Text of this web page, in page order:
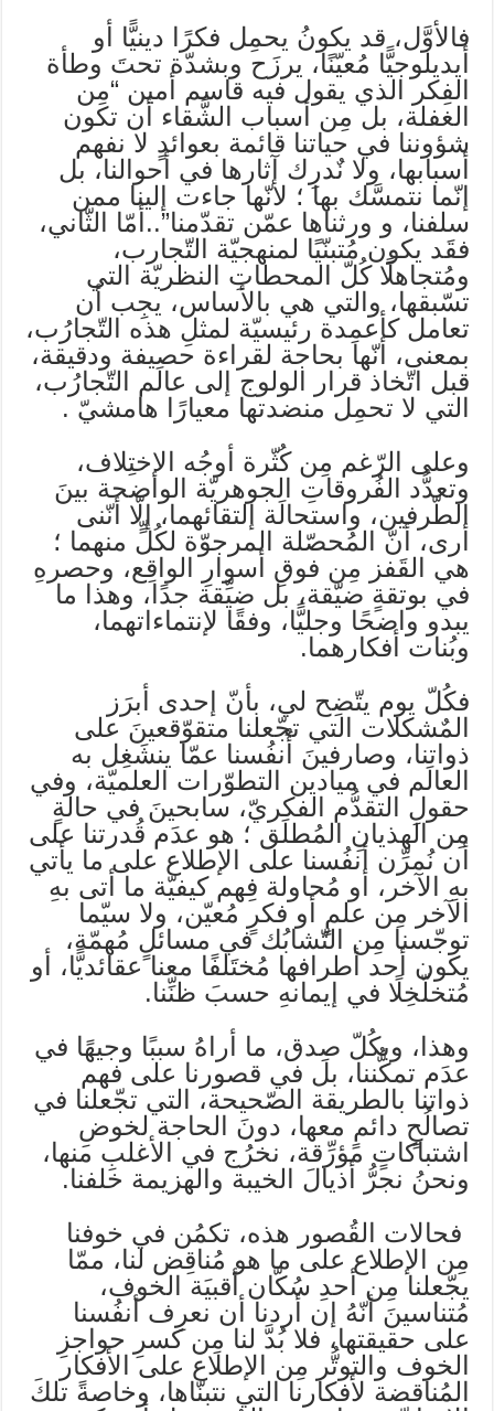
فالأوَّل، قد يكونُ يحمِل فكرًا دينيًّا أو
أيديلوجيًّا مُعيّنًا، يرزَح وبشدّة تحتَ وطأة
الفِكر الذي يقول فيه قاسم أمين “مِن
الغفلة، بل مِن أسباب الشَّقاء أن تكون
شؤوننا في حياتنا قائمة بعوائدٍ لا نفهم
أسبابها، ولا نٌدرِك آثارها في أحوالنا، بل
إنّما نتمسَّك بها ؛ لأنّها جاءت إلينا ممن
سلفنا، و ورثناها عمّن تقدّمنا”..أمّا الثّاني،
فقَد يكون مُتبنّيًا لمنهجيّة ‏التّجارب،
ومُتجاهلًا كُلّ المحطاتِ النظريّة التي
تسّبقها، والتي هي بالأساس، يجِب أن
تعامل كأعمِدة رئيسيّة لمثلِ هذه التّجارُب،
بمعنى، أنّها بحاجة لقراءة حصيفة ودقيقة،
قبل اتّخاذ قرار الولوج إلى عالَم التّجارُب،
التي لا تحمِل منضدتها معيارًا هامشيّ .
وعلى الرّغم مِن كُثّرة أوجُه ‏الإختِلاف،
وتعدُّد الفُروقاتِ الجوهريّة الواضحة بينَ
الطّرفين، واستحالَة إلتقائهما، إلّا أنّنى
أرى، أنّ المُحصّلة المرجوّة لكُلٍّ منهما ؛
هي القَفز مِن فوقِ أسوارِ الواقِع، وحصرهِ
في بوتقةٍ ضيّقة، بل ضيِّقة جدًا، وهذا ما
يبدو واضحًا وجليًّا، وفقًا لإنتماءاتهما،
وبُنات أفكارهما.
فكُلّ يوم يتّضِح لي، بأنّ إحدى أبرَز
المٌشكلات التي تجّعلنا متقوّقعينَ على
ذواتنا، وصارفينَ أُنفُسنا عمّا ينشَغِل به
العالَم في ميادين التطوّرات العلميّة، وفي
حقولِ التقدُّم الفكريّ، سابحينَ في حالةٍ
مِن الهذيانِ المُطلَق ؛ هو عدَم قُدرتنا على
أن نُمرِّن أنفُسنا على الإطلاع على ‏ما يأتي
بهِ الآخر، أو مُحاولة فِهم كيفيّة ما أتى بهِ
الآخر مِن علمٍ أو فكرٍ مُعيّن، ولا سيّما
توجّسنا مِن التّشابُك في مسائلٍ مُهمّة،
يكون أحد أطرافها مُختَلفًا معنا عقائديًّا، أو
مُتخلّخِلًا في إيمانهِ حسبَ ظنِّنا.
وهذا، وبكُلّ صِدق، ما أراهُ سببًا وجيهًا في
عدَم تمكُّننا، بل في قصورنا على فهم
ذواتنا بالطريقة الصّحيحة، التي تجّعلنا في
تصالُحٍ دائمٍ معها، دونَ الحاجة لخوضِ
اشتباكاتٍ مؤرِّقة، نخرُج في الأغلبِ منها،
ونحنُ نجرُّ أذيالَ الخيبة والهزيمة خلفنا.
فحالات القُصور هذه، تكمُن في خوفنا
مِن الإطلاع على ما هو مُناقِض لنا، ممّا
يجّعلنا مِن أحدِ سُكّان ‏أقبيَة الخوف،
مُتناسينَ أنّهُ إن أردنا أن نعرِف أنفُسنا
على حقيقتها، فلا بُدَّ لنا مِن كسرِ حواجزِ
الخوف والتوتُّر مِن الإطلاع على الأفكار
المُناقضة لأفكارنا التي نتبنّاها، وخاصةً تلكَ